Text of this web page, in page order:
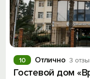
Отлично 3
10
Гостевой дом